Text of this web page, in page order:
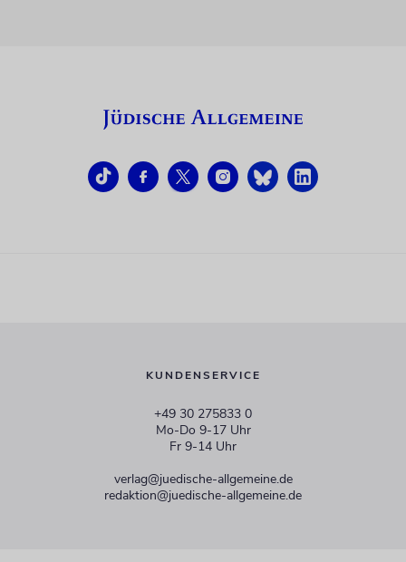
KUNDENSERVICE
+49 30 275833 0
Mo-Do 9-17 Uhr
Fr 9-14 Uhr
verlag@juedische-allgemeine.de
redaktion@juedische-allgemeine.de